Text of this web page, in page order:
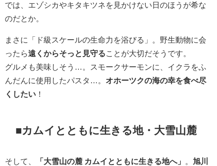
では、エゾシカやキタキツネを見かけない日のほうが希な
のだとか。
まさに「ド級スケールの生命力を浴びる」。野生動物に会
ったら遠くからそっと見守る ことが大切だそうです。
グルメも美味しそう…。スモークサーモンに、イクラをふ
んだんに使用したパスタ…。 オホーツクの海の幸を食べ尽
くしたい ！
■カムイとともに生きる地・大雪山麓
そして、 「大雪山の麓 カムイとともに生きる地へ」 。 旭川